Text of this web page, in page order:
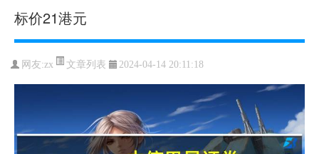
标价21港元
网友:zx 文章列表 2024-04-14 20:11:18